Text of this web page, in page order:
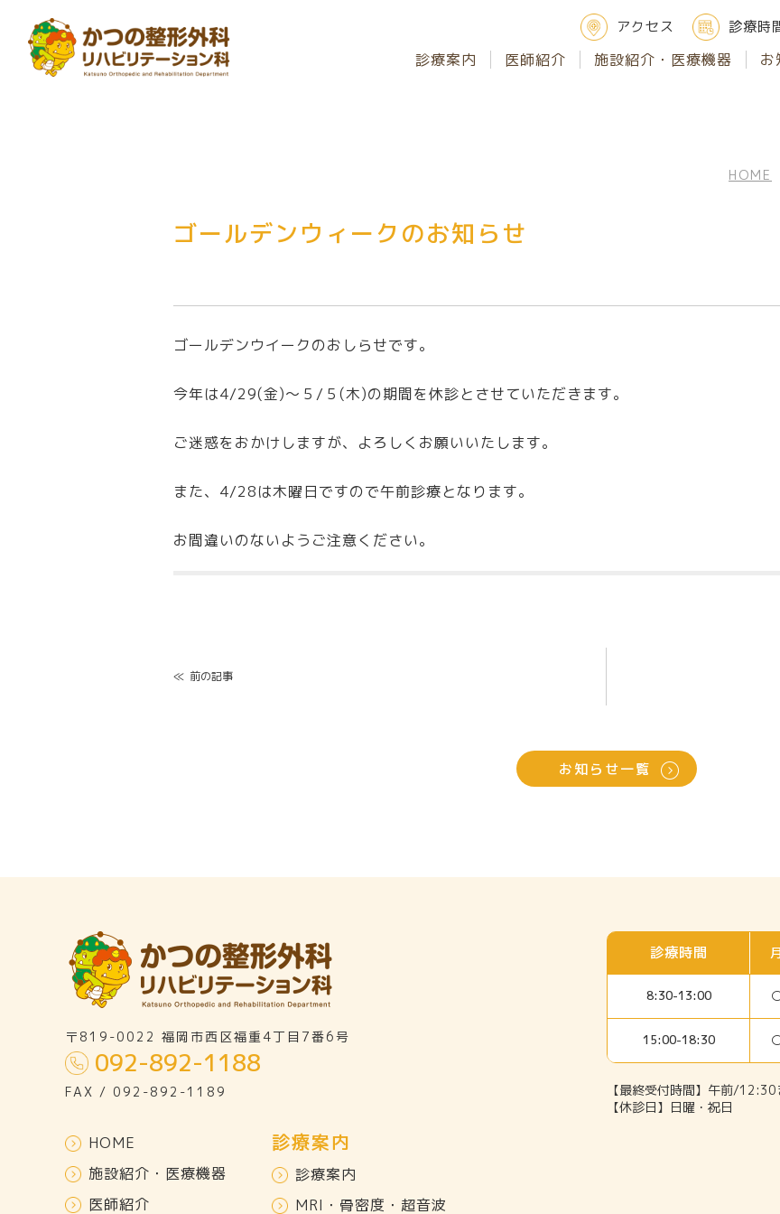
アクセス 診療時
診療案内 医師紹介 施設紹介・医療機器 お
HOME
ゴールデンウィークのお知らせ
ゴールデンウイークのおしらせです。
今年は4/29(金)～５/５(木)の期間を休診とさせていただきます。
ご迷惑をおかけしますが、よろしくお願いいたします。
また、4/28は木曜日ですので午前診療となります。
お間違いのないようご注意ください。
≪ 前の記事
お知らせ一覧
〒819-0022 福岡市西区福重4丁目7番6号
092-892-1188
FAX / 092-892-1189
HOME
施設紹介・医療機器
医師紹介
診療案内
診療案内
MRI・骨密度・超音波
診療時間 月
8:30-13:00
15:00-18:30
【最終受付時間】午前/
【休診日】日曜・祝日